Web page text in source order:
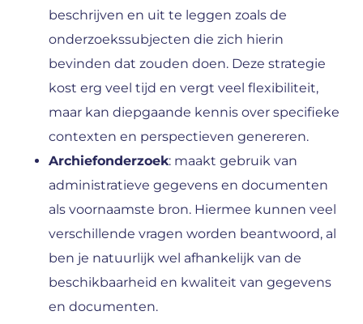
beschrijven en uit te leggen zoals de
onderzoekssubjecten die zich hierin
bevinden dat zouden doen. Deze strategie
kost erg veel tijd en vergt veel flexibiliteit,
maar kan diepgaande kennis over specifieke
contexten en perspectieven genereren.
Archiefonderzoek: maakt gebruik van
administratieve gegevens en documenten
als voornaamste bron. Hiermee kunnen veel
verschillende vragen worden beantwoord, al
ben je natuurlijk wel afhankelijk van de
beschikbaarheid en kwaliteit van gegevens
en documenten.